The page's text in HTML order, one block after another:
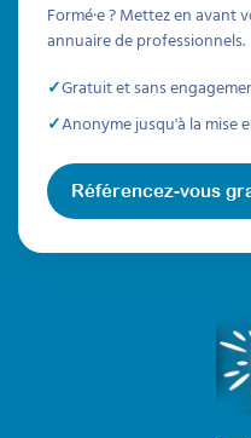
Formé·e ? Mettez en
annuaire de professionnels.
Gratuit et sans
Anonyme jusqu'à la mise
Référencez-vous